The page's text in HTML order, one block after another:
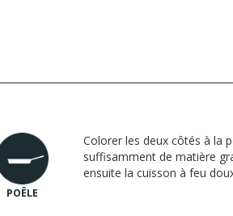
POÊLE
Colorer les deux côtés à la
suffisamment de matière
ensuite la cuisson à feu